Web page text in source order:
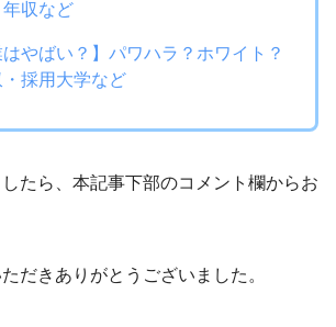
収など
はやばい？】パワハラ？ホワイト？
採用大学など
たら、本記事下部のコメント欄からお
だきありがとうございました。